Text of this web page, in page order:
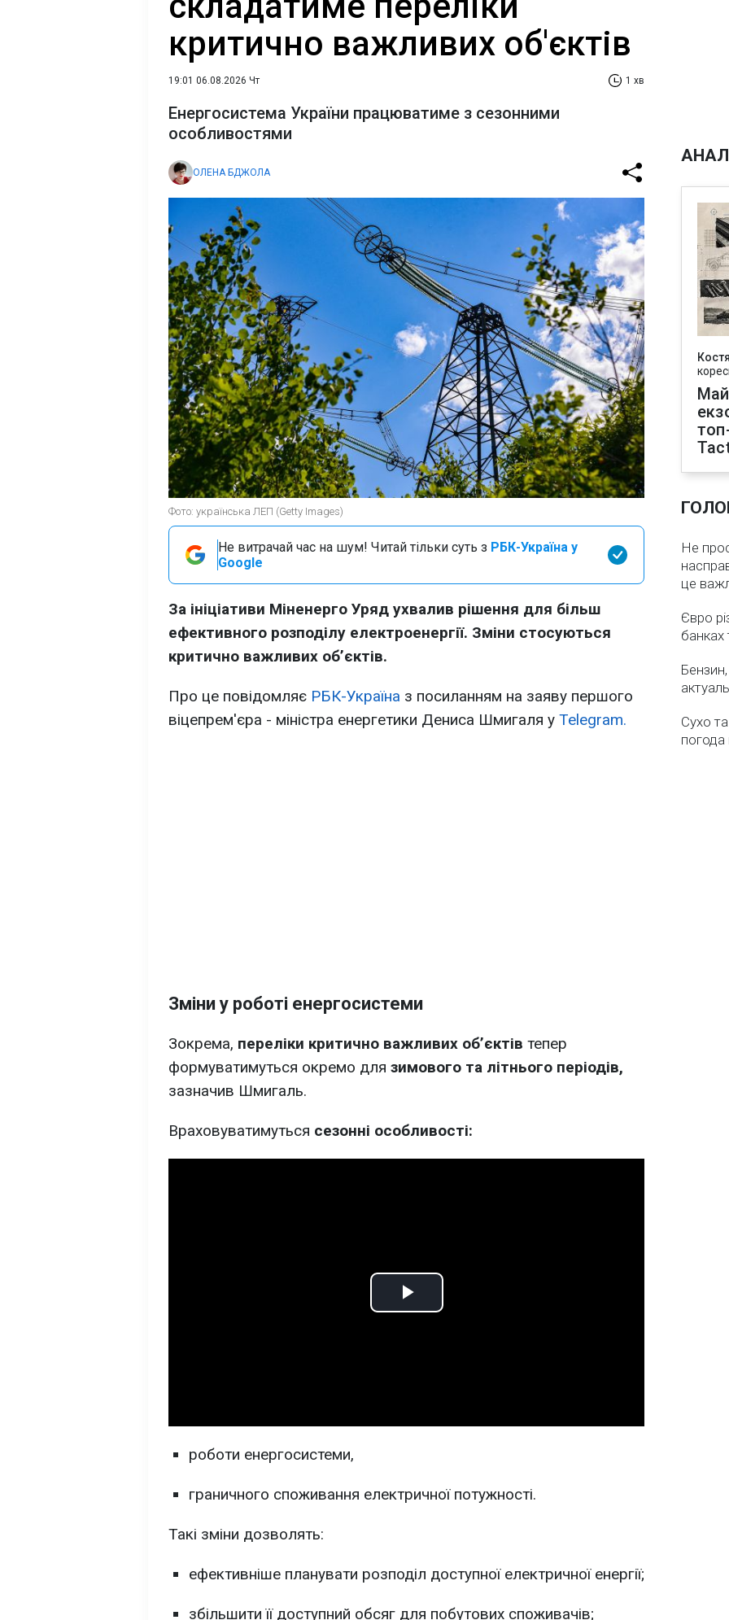
критично важливих об'єктів
19:01 06.08.2026 Чт 1 хв
Енергосистема України працюватиме з сезонними
особливостями
ОЛЕНА БДЖОЛА
Фото: українська ЛЕП (Getty Images)
Не витрачай час на шум! Читай тільки суть з РБК-Україна у
Google
За ініціативи Міненерго Уряд ухвалив рішення для більш
ефективного розподілу електроенергії. Зміни стосуються
критично важливих об’єктів.
Про це повідомляє РБК-Україна з посиланням на заяву першого
віцепрем'єра - міністра енергетики Дениса Шмигаля у Telegram.
Зміни у роботі енергосистеми
Зокрема, переліки критично важливих об’єктів тепер
формуватимуться окремо для зимового та літнього періодів,
зазначив Шмигаль.
Враховуватимуться сезонні особливості:
Play
роботи енергосистеми,
граничного споживання електричної потужності.
Такі зміни дозволять:
ефективніше планувати розподіл доступної електричної енергії;
збільшити її доступний обсяг для побутових споживачів;
Не
це
Євро
банках
Сухо
погода